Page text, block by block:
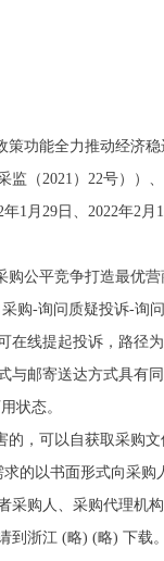
功能全力推动经济
监（2021）22号）
1月29日、2022年2
公平竞争打造最优
购-询问质疑投诉-询
在线提起投诉，路径
与邮寄送达方式具有
状态。
，可以自获取采购
的以书面形式向采
采购人、采购代理机
到浙江 (略) (略) 下载